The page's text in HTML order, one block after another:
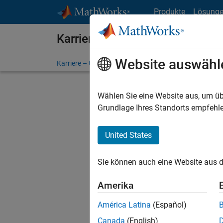
Produkte
Karriere bei MathWorks
Karriere – Übersicht Stellensuche
FILTER:
Stellen
Es
Region
Website
Wählen Sie eine Website aus, um
Grundlage Ihres Standorts
United States
Sie können auch eine Website aus
Amerika
América Latina (Español)
Canada (English)